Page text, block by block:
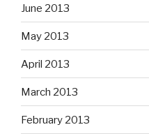
June 2013
May 2013
April 2013
March 2013
February 2013